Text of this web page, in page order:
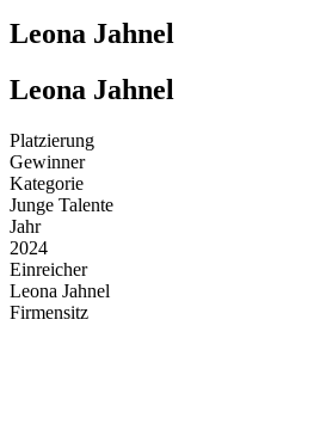
Leona Jahnel
Leona Jahnel
Platzierung
Gewinner
Kategorie
Junge Talente
Jahr
2024
Einreicher
Leona Jahnel
Firmensitz